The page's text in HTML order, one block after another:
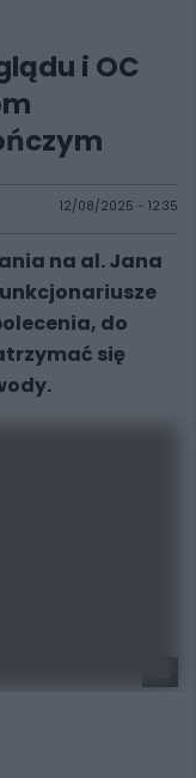
i OC
12/08/2025 - 12:35
na al. Jana
do
się